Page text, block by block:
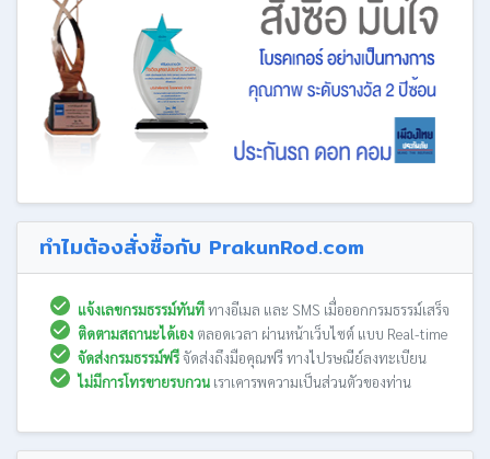
ทำไมต้องสั่งซื้อกับ PrakunRod.com
แจ้งเลขกรมธรรม์ทันทีทางอีเมล และ SMS เมื่อออกกรมธรรม์เสร็จ
ติดตามสถานะได้เอง ตลอดเวลา ผ่านหน้าเว็บไซต์ แบบ Real-time
จัดส่งกรมธรรม์ฟรีจัดส่งถึงมือคุณฟรี ทางไปรษณีย์ลงทะเบียน
ไม่มีการโทรขายรบกวน เราเคารพความเป็นส่วนตัวของท่าน